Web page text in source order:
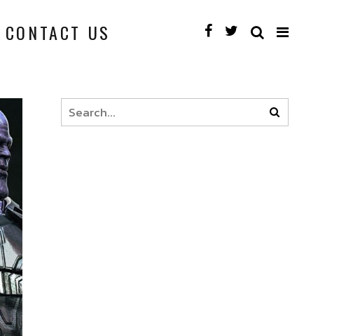
CONTACT US